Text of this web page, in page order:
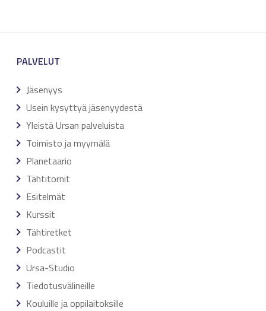
PALVELUT
Jäsenyys
Usein kysyttyä jäsenyydestä
Yleistä Ursan palveluista
Toimisto ja myymälä
Planetaario
Tähtitornit
Esitelmät
Kurssit
Tähtiretket
Podcastit
Ursa-Studio
Tiedotusvälineille
Kouluille ja oppilaitoksille